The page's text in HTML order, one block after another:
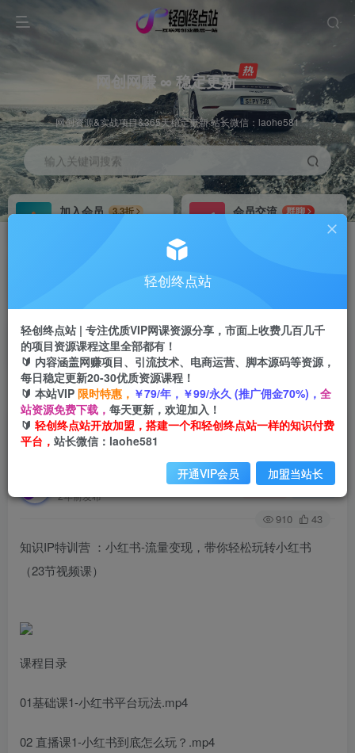
网创网赚 ∞ 稳定更新
网创资源&实战项目&365天稳定更新 站长微信：laohe581
输入关键词搜索
加入会员
3.3折
会员交流
群聊
首页 创业课程 会员免费 正文
知识IP特训营 ：小红书-流量变现，带你轻松玩转
小红书（23节视频课）
2年前发布
关注 私信
910 43
知识IP特训营 ：小红书-流量变现，带你轻松玩转小红书
（23节视频课）
课程目录
01基础课1-小红书平台玩法.mp4
02 直播课1-小红书到底怎么玩？.mp4
轻创终点站
轻创终点站 | 专注优质VIP网课资源分享，市面上收费几百几千
的项目资源课程这里全部都有！
🔰 内容涵盖网赚项目、引流技术、电商运营、脚本源码等资源，
每日稳定更新20-30优质资源课程！
🔰 本站VIP 限时特惠， ￥79/年，￥99/永久 (推广佣金70%)， 全
站资源免费下载， 每天更新，欢迎加入！
🔰 轻创终点站开放加盟，搭建一个和轻创终点站一样的知识付费
平台， 站长微信：laohe581
开通VIP会员 加盟当站长